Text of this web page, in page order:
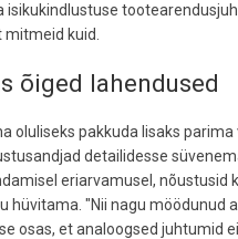
isikukindlustuse
kuid.
õiged lahendused
oluliseks pakkuda lisaks
detailidesse
eriarvamusel,
hüvitama. "Nii nagu
osas, et analoogsed juhtumid